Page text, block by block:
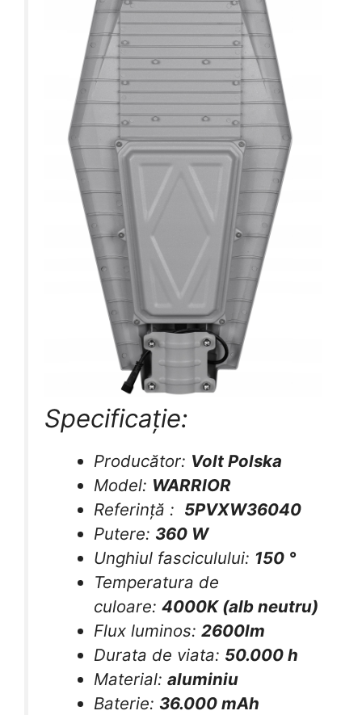
Specificație:
Producător: Volt Polska
Model: WARRIOR
Referință : 5PVXW36040
Putere: 360 W
Unghiul fasciculului: 150 °
Temperatura de
culoare:4000K (alb neutru)
Flux luminos:2600lm
Durata de viata: 50.000 h
Material:aluminiu
Baterie: 36.000 mAh